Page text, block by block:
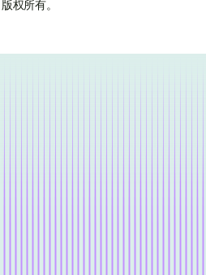
版权所有。